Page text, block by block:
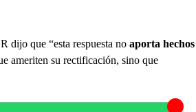
dijo que “esta respuesta no aporta hechos
ameriten su rectificación, sino que